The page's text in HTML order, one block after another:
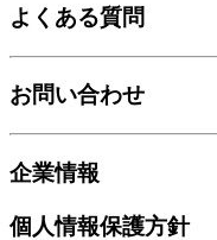
よくある質問
お問い合わせ
企業情報
個人情報保護方針